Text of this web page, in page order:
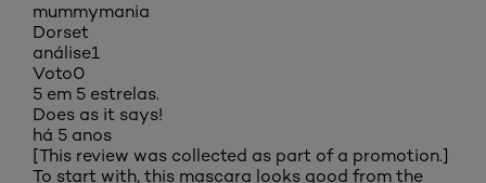
mummymania
Dorset
análise1
Voto0
5 em 5 estrelas.
Does as it says!
há 5 anos
[This review was collected as part of a promotion.]
To start with, this mascara looks good from the